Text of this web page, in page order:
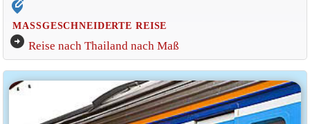
edit_location_alt
MASSGESCHNEIDERTE REISE
arrow_circle_right Reise nach Thailand nach Maß